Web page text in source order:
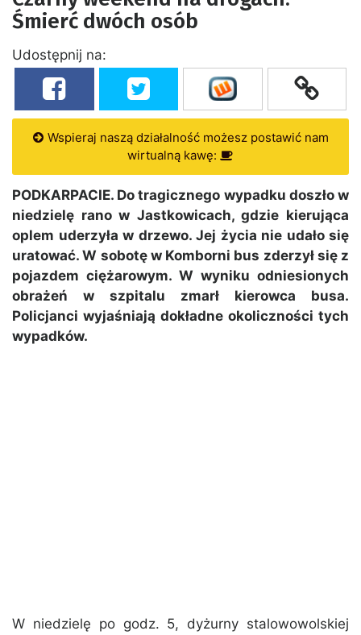
Śmierć dwóch osób
Udostępnij na:
Wspieraj naszą działalność możesz postawić nam
wirtualną kawę:
PODKARPACIE. Do tragicznego wypadku doszło w
niedzielę rano w Jastkowicach, gdzie kierująca
oplem uderzyła w drzewo. Jej życia nie udało się
uratować. W sobotę w Komborni bus zderzył się z
pojazdem ciężarowym. W wyniku odniesionych
obrażeń w szpitalu zmarł kierowca busa.
Policjanci wyjaśniają dokładne okoliczności tych
wypadków.
W niedzielę po godz. 5, dyżurny stalowowolskiej